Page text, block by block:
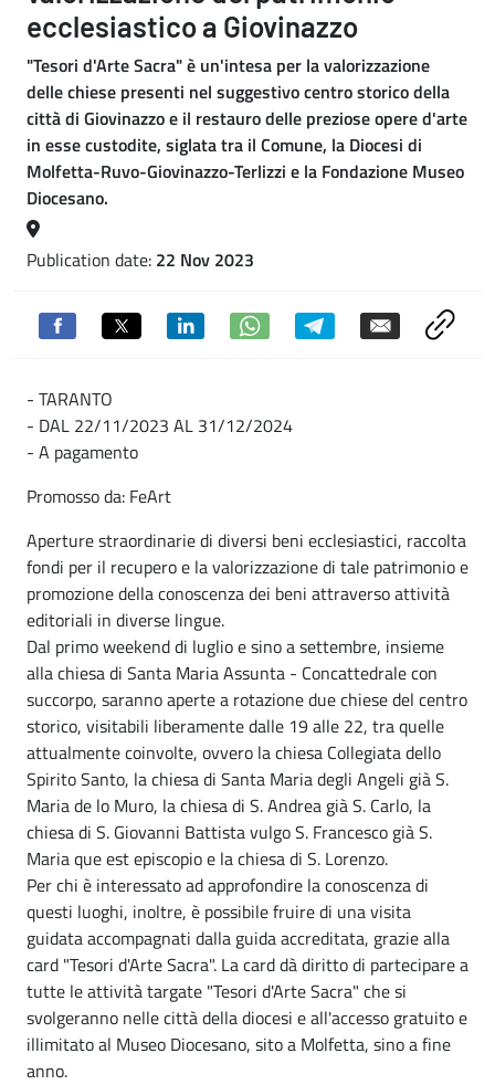
ecclesiastico a Giovinazzo
"Tesori d'Arte Sacra" è un'intesa per la valorizzazione
delle chiese presenti nel suggestivo centro storico della
città di Giovinazzo e il restauro delle preziose opere d'arte
in esse custodite, siglata tra il Comune, la Diocesi di
Molfetta-Ruvo-Giovinazzo-Terlizzi e la Fondazione Museo
Diocesano.
Publication date: 22 Nov 2023
- TARANTO
- DAL 22/11/2023 AL 31/12/2024
- A pagamento
Promosso da: FeArt
Aperture straordinarie di diversi beni ecclesiastici, raccolta
fondi per il recupero e la valorizzazione di tale patrimonio e
promozione della conoscenza dei beni attraverso attività
editoriali in diverse lingue.
Dal primo weekend di luglio e sino a settembre, insieme
alla chiesa di Santa Maria Assunta - Concattedrale con
succorpo, saranno aperte a rotazione due chiese del centro
storico, visitabili liberamente dalle 19 alle 22, tra quelle
attualmente coinvolte, ovvero la chiesa Collegiata dello
Spirito Santo, la chiesa di Santa Maria degli Angeli già S.
Maria de lo Muro, la chiesa di S. Andrea già S. Carlo, la
chiesa di S. Giovanni Battista vulgo S. Francesco già S.
Maria que est episcopio e la chiesa di S. Lorenzo.
Per chi è interessato ad approfondire la conoscenza di
questi luoghi, inoltre, è possibile fruire di una visita
guidata accompagnati dalla guida accreditata, grazie alla
card "Tesori d'Arte Sacra". La card dà diritto di partecipare a
tutte le attività targate "Tesori d'Arte Sacra" che si
svolgeranno nelle città della diocesi e all'accesso gratuito e
illimitato al Museo Diocesano, sito a Molfetta, sino a fine
anno.